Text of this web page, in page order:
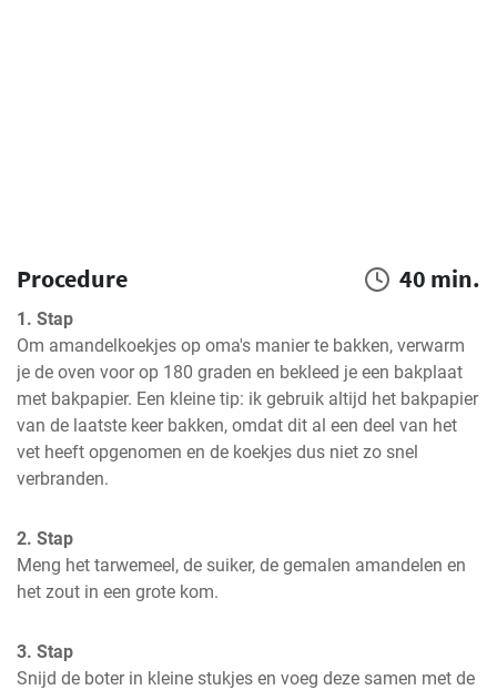
Procedure 40 min.
1. Stap
Om amandelkoekjes op oma's manier te bakken, verwarm
je de oven voor op 180 graden en bekleed je een bakplaat
met bakpapier. Een kleine tip: ik gebruik altijd het bakpapier
van de laatste keer bakken, omdat dit al een deel van het
vet heeft opgenomen en de koekjes dus niet zo snel
verbranden.
2. Stap
Meng het tarwemeel, de suiker, de gemalen amandelen en
het zout in een grote kom.
3. Stap
Snijd de boter in kleine stukjes en voeg deze samen met de